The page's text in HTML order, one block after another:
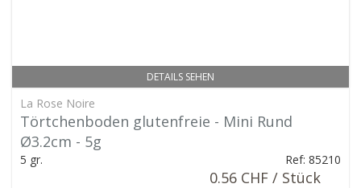
DETAILS SEHEN
La Rose Noire
Törtchenboden glutenfreie - Mini Rund
Ø3.2cm - 5g
5 gr. Ref: 85210
0.56 CHF / Stück